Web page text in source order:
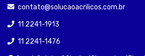
contato@solucaoacrilicos.com.br
11 2241-1913
11 2241-1476